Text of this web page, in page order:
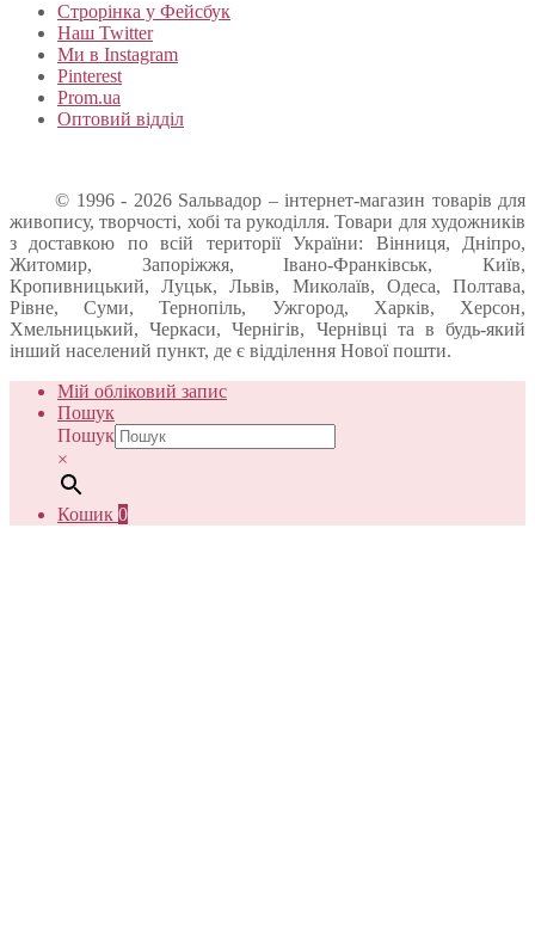
Строрінка у Фейсбук
Наш Twitter
Ми в Instagram
Pinterest
Prom.ua
Оптовий відділ
© 1996 - 2026 Sальвадор – інтернет-магазин товарів для
живопису, творчості, хобі та рукоділля. Товари для художників
з доставкою по всій території України: Вінниця, Дніпро,
Житомир, Запоріжжя, Івано-Франківськ, Київ,
Кропивницький, Луцьк, Львів, Миколаїв, Одеса, Полтава,
Рівне, Суми, Тернопіль, Ужгород, Харків, Херсон,
Хмельницький, Черкаси, Чернігів, Чернівці та в будь-який
інший населений пункт, де є відділення Нової пошти.
Мій обліковий запис
Пошук
Пошук
×
Кошик 0